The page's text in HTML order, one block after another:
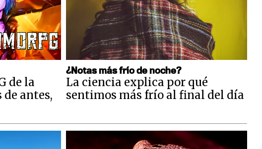
de la
de antes,
¿Notas más frío de noche?
La ciencia explica por qué
sentimos más frío al final del día